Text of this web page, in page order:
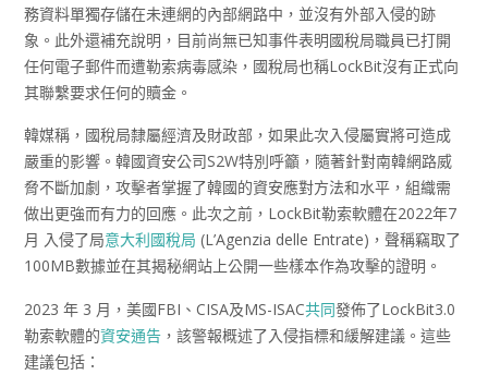
務資料單獨存儲在未連網的內部網路中，並沒有外部入侵的跡
象。此外還補充說明，目前尚無已知事件表明國稅局職員已打開
任何電子郵件而遭勒索病毒感染，國稅局也稱LockBit沒有正式向
其聯繫要求任何的贖金。
韓媒稱，國稅局隸屬經濟及財政部，如果此次入侵屬實將可造成
嚴重的影響。韓國資安公司S2W特別呼籲，隨著針對南韓網路威
脅不斷加劇，攻擊者掌握了韓國的資安應對方法和水平，組織需
做出更強而有力的回應。此次之前，LockBit勒索軟體在2022年7
月 入侵了局意大利國稅局 (L’Agenzia delle Entrate)，聲稱竊取了
100MB數據並在其揭秘網站上公開一些樣本作為攻擊的證明。
2023 年 3 月，美國FBI、CISA及MS-ISAC共同發佈了LockBit3.0
勒索軟體的資安通告 ，該警報概述了入侵指標和緩解建議。這些
建議包括：